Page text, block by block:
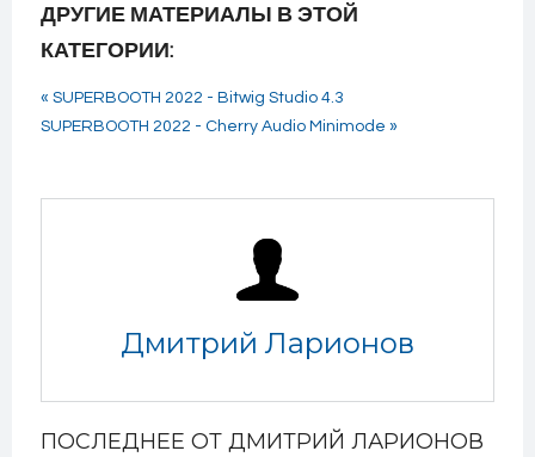
ДРУГИЕ МАТЕРИАЛЫ В ЭТОЙ
КАТЕГОРИИ:
« SUPERBOOTH 2022 - Bitwig Studio 4.3
SUPERBOOTH 2022 - Cherry Audio Minimode »
Дмитрий Ларионов
ПОСЛЕДНЕЕ ОТ ДМИТРИЙ ЛАРИОНОВ